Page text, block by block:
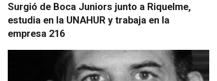
Surgió de Boca Juniors junto a Riquelme,
estudia en la UNAHUR y trabaja en la
empresa 216